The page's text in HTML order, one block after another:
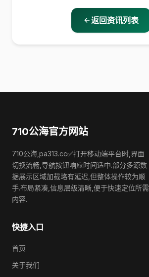
返回资讯列表
710公海官方网站
710公海,pa313.cc✅打开移动端平台时,界面
切换流畅,导航按钮响应时间适中.部分多源数
据展示区域加载略有延迟,但整体操作较为顺
手.布局紧凑,信息层级清晰,便于快速定位所需
内容.
快捷入口
首页
关于我们